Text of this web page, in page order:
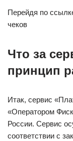
Перейдя по
чеков
Что за
принцип
Итак, сервис
«Оператором
России. Сервис
соответствии с